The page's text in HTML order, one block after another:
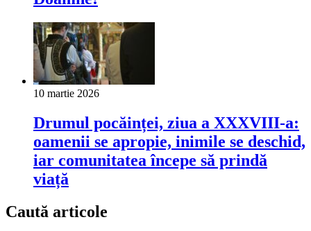
10 martie 2026
Drumul pocăinței, ziua a XXXVIII-a:
oamenii se apropie, inimile se deschid,
iar comunitatea începe să prindă
viață
Caută articole